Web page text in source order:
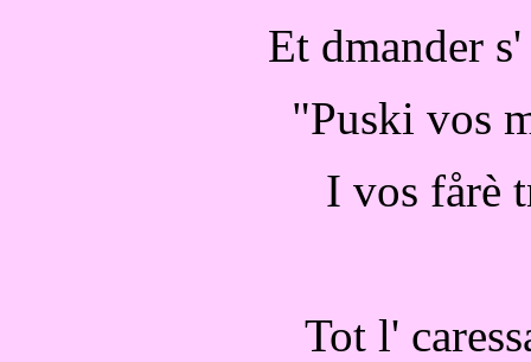
Et dmander
"Puski vos
I vos fårè
Tot l'